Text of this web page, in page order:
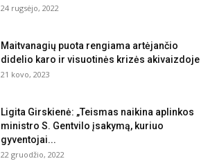
24 rugsėjo, 2022
Maitvanagių puota rengiama artėjančio
didelio karo ir visuotinės krizės akivaizdoje
21 kovo, 2023
Ligita Girskienė: „Teismas naikina aplinkos
ministro S. Gentvilo įsakymą, kuriuo
gyventojai...
22 gruodžio, 2022